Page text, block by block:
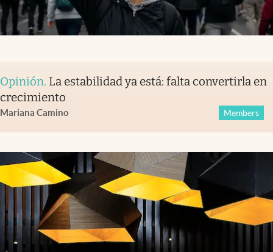
Opinión. La estabilidad ya está: falta convertirla en
crecimiento
Mariana Camino Members